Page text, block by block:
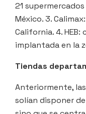
21
México. 3.
California. 4.
implantada en la
Tiendas
Anteriormente,
solían disponer